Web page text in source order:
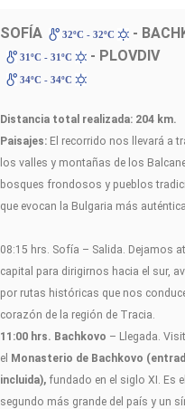
SOFÍA 32ºC - 32ºC -
31ºC - 31ºC - PLOVDIV
34ºC - 34ºC
Distancia total realizada: 204 km.
Paisajes: El recorrido nos llevará a
los valles y montañas de los
bosques frondosos y pueblos
que evocan la Bulgaria más auténtica.
08:15 hrs. Sofía – Salida. Dejamos
capital para dirigirnos hacia el sur,
por rutas históricas que nos
corazón de la región de Tracia.
11:00 hrs. Bachkovo – Llegada.
el Monasterio de Bachkovo
incluida), fundado en el siglo XI. Es el
segundo más grande del país y un